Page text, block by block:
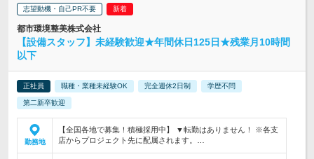
志望動機・自己PR不要
都市環境整美株式会社
【設備スタッフ】未経験歓迎★年間休日125日★残業月10時間
以下
正社員 職種・業種未経験OK 完全週休2日制 学歴不問
第二新卒歓迎
勤務地
【全国各地で募集！積極採用中】 ▼転勤はありません！ ※各支
店からプロジェクト先に配属されます。…